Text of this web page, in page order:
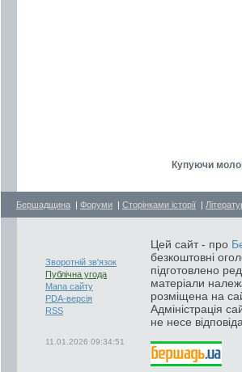
Купуючи
Бершадщина | Форуми | Сторінками історії |
Зворотній зв'язок
Публічна угода
Мапа сайту
PDA-версія
RSS
11.01.2026 09:34:51
Цей сайт - про
безкоштовні
підготовлено
матеріали
розміщена на
Адміністрація
не несе